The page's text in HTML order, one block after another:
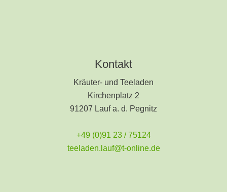
Kontakt
Kräuter- und Teeladen
Kirchenplatz 2
91207 Lauf a. d. Pegnitz
+49 (0)91 23 / 75124
teeladen.lauf@t-online.de